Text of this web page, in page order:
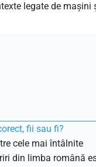
legate de mașini
fii sau fi?
cele mai întâlnite
din limba română